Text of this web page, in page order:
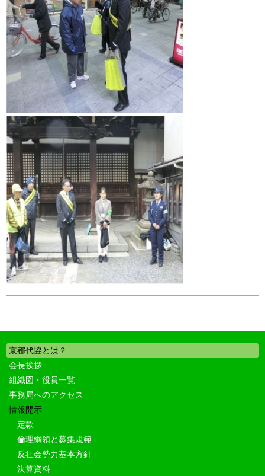
京都代協とは？
会長挨拶
組織図・役員一覧
事務局へのアクセス
情報開示
定款
倫理綱領と募集規範
反社会勢力基本方針
決算資料